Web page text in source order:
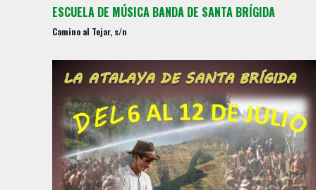
ESCUELA DE MÚSICA BANDA DE SANTA BRÍGIDA
Camino al Tejar, s/n